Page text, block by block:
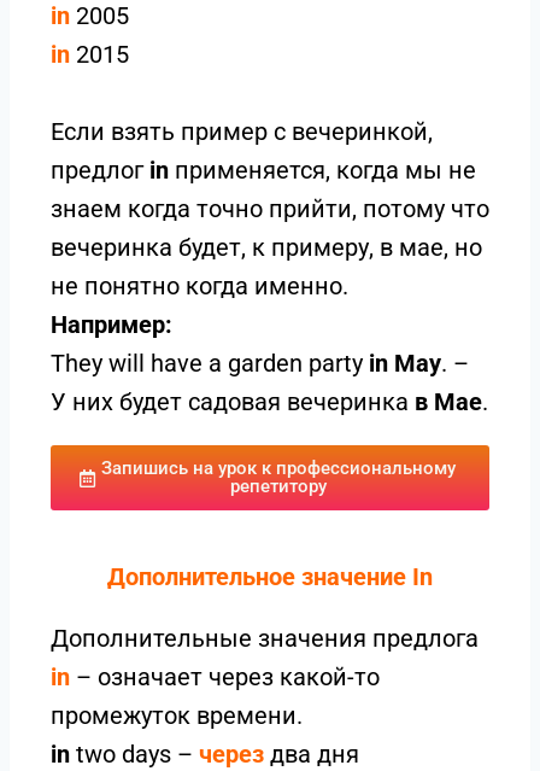
in 2005
in 2015
Если взять пример с вечеринкой,
предлог in применяется, когда мы не
знаем когда точно прийти, потому что
вечеринка будет, к примеру, в мае, но
не понятно когда именно.
Например:
They will have a garden party in May. –
У них будет садовая вечеринка в Мае.
Запишись на урок к профессиональному
репетитору
Дополнительное значение In
Дополнительные значения предлога
in – означает через какой-то
промежуток времени.
in two days – через два дня